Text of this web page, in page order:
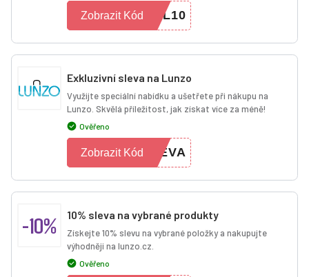
AL10
Zobrazit Kód
Exkluzivní sleva na Lunzo
Využijte speciální nabídku a ušetřete při nákupu na
Lunzo. Skvělá příležitost, jak získat více za méně!
Ověřeno
LEVA
Zobrazit Kód
-10% 10% sleva na vybrané produkty
Získejte 10% slevu na vybrané položky a nakupujte
výhodněji na lunzo.cz.
Ověřeno